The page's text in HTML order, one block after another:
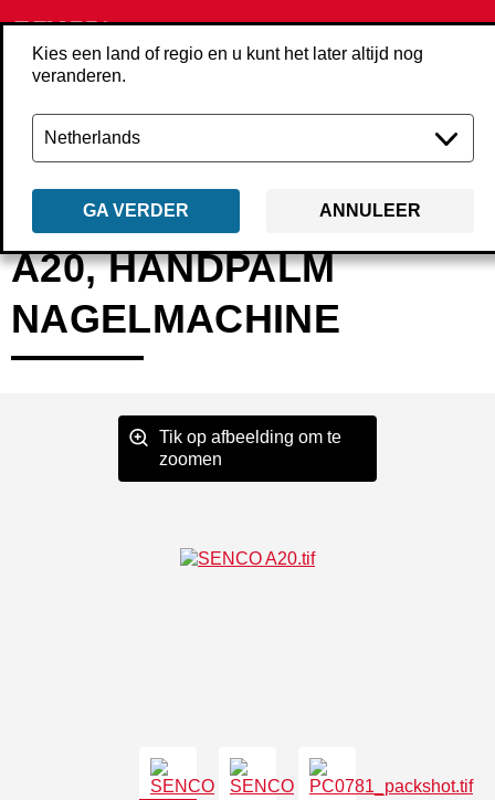
Kies een land of regio en u kunt het later altijd nog
veranderen.
GA VERDER ANNULEER
Terug Producten Machines
A20, HANDPALM
NAGELMACHINE
Tik op afbeelding om te
zoomen